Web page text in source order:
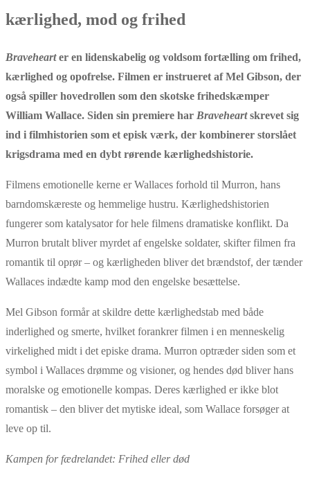
kærlighed, mod og frihed
Bravehearter en lidenskabelig og voldsom fortælling om frihed,
kærlighed og opofrelse. Filmen er instrueret af Mel Gibson, der
også spiller hovedrollen som den skotske frihedskæmper
William Wallace. Siden sin premiere har Braveheartskrevet sig
ind i filmhistorien som et episk værk, der kombinerer storslået
krigsdrama med en dybt rørende kærlighedshistorie.
Filmens emotionelle kerne er Wallaces forhold til Murron, hans
barndomskæreste og hemmelige hustru. Kærlighedshistorien
fungerer som katalysator for hele filmens dramatiske konflikt. Da
Murron brutalt bliver myrdet af engelske soldater, skifter filmen fra
romantik til oprør– og kærligheden bliver det brændstof, der tænder
Wallaces indædte kamp mod den engelske besættelse.
Mel Gibson formår at skildre dette kærlighedstab med både
inderlighed og smerte, hvilket forankrer filmen i en menneskelig
virkelighed midt i det episke drama. Murron optræder siden som et
symbol i Wallaces drømme og visioner, og hendes død bliver hans
moralske og emotionelle kompas. Deres kærlighed er ikke blot
romantisk – den bliver det mytiske ideal, som Wallace forsøger at
leve op til.
Kampen for fædrelandet: Frihed eller død